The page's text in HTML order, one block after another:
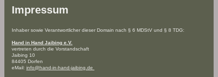
Impressum
Inhaber sowie Verantwortlicher dieser Domain nach § 6 MDStV und § 8 TDG:
Hand in Hand Jaibing e.V.
vertreten durch die Vorstandschaft
Jaibing 10
84405 Dorfen
eMail: info@hand-in-hand-jaibing.de